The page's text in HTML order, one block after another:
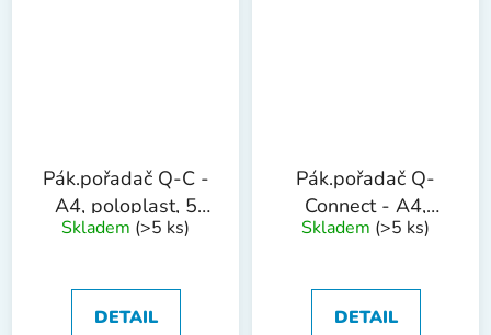
Pák.pořadač Q-C -
A4, poloplast, 5
cm, tyrkysový
Skladem (>5 ks)
DETAIL
Pák.pořadač Q-
Connect - A4,
poloplast, 5 cm,
Skladem (>5 ks)
DETAIL